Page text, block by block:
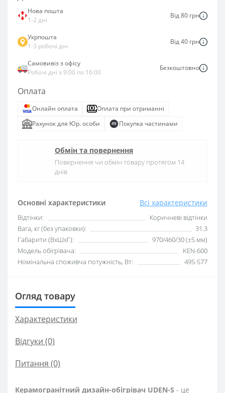
Основні характеристики Всі характеристики
Відтінки:
Коричневі відтінки
Вага, кг (без упаковки):
31.3
Габарити (ВхШхГ):
970/460/30 (±5 мм)
Модель обігрівача:
KEN-600
Номінальна споживча потужність, Вт:
495-577
Нова пошта
1-2 дні
Від 80 грн
Укрпошта
1-3 робочі дні
Від 40 грн
Самовивіз з офісу
Робочі дні з 9:00 по 16:00
Безкоштовно
Оплата
Онлайн оплата
Оплата при отриманні
Рахунок для Юр. особи
Покупка частинами
Обмін та повернення
Повернення чи обмін товару протягом 14
днів
Огляд товару
Характеристики
Відгуки (0)
Питання (0)
Керамогранітний дизайн-обігрівач UDEN-S - це